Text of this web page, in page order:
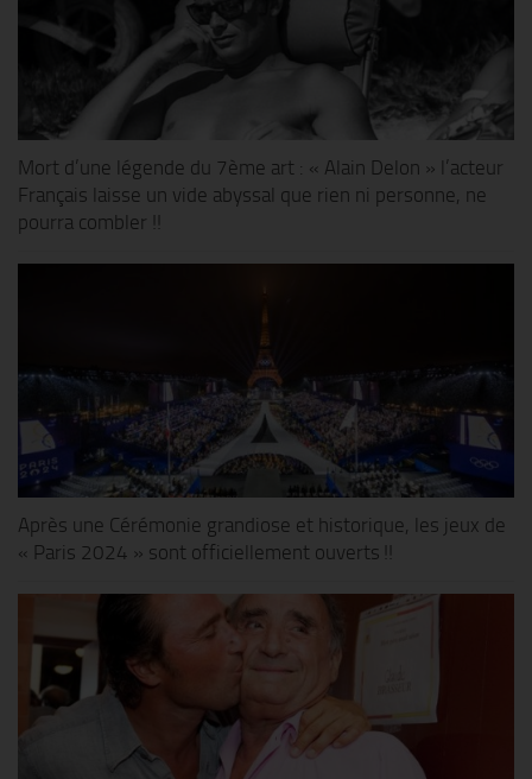
Mort d’une légende du 7ème art : « Alain Delon » l’acteur
Français laisse un vide abyssal que rien ni personne, ne
pourra combler !!
Après une Cérémonie grandiose et historique, les jeux de
« Paris 2024 » sont officiellement ouverts !!